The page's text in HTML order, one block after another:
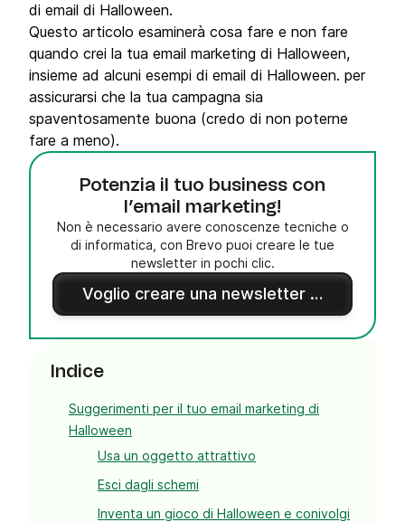
di email di Halloween.
Questo articolo esaminerà cosa fare e non fare
quando crei la tua email marketing di Halloween,
insieme ad alcuni esempi di email di Halloween. per
assicurarsi che la tua campagna sia
spaventosamente buona (credo di non poterne
fare a meno).
Potenzia il tuo business con
l’email marketing!
Non è necessario avere conoscenze tecniche o
di informatica, con Brevo puoi creare le tue
newsletter in pochi clic.
Voglio creare una newsletter gratis
Indice
Suggerimenti per il tuo email marketing di
Halloween
Usa un oggetto attrattivo
Esci dagli schemi
Inventa un gioco di Halloween e conivolgi